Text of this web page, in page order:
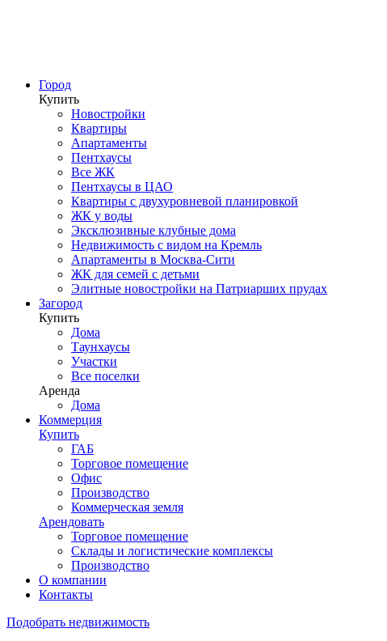
Город
Купить
Новостройки
Квартиры
Апартаменты
Пентхаусы
Все ЖК
Пентхаусы в ЦАО
Квартиры с двухуровневой планировкой
ЖК у воды
Эксклюзивные клубные дома
Недвижимость с видом на Кремль
Апартаменты в Москва-Сити
ЖК для семей с детьми
Элитные новостройки на Патриарших прудах
Загород
Купить
Дома
Таунхаусы
Участки
Все поселки
Аренда
Дома
Коммерция
Купить
ГАБ
Торговое помещение
Офис
Производство
Коммерческая земля
Арендовать
Торговое помещение
Склады и логистические комплексы
Производство
О компании
Контакты
Подобрать недвижимость